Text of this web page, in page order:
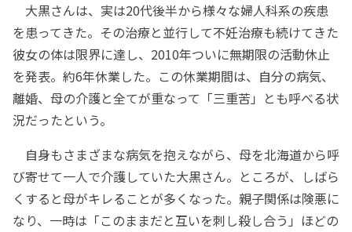
大黒さんは、実は20代後半から様々な婦人科系の疾患
を患ってきた。その治療と並行して不妊治療も続けてきた
彼女の体は限界に達し、2010年ついに無期限の活動休止
を発表。約6年休業した。この休業期間は、自分の病気、
離婚、母の介護と全てが重なって「三重苦」とも呼べる状
況だったという。
自身もさまざまな病気を抱えながら、母を北海道から呼
び寄せて一人で介護していた大黒さん。ところが、しばら
くすると母がキレることが多くなった。親子関係は険悪に
なり、一時は「このままだと互いを刺し殺し合う」ほどの